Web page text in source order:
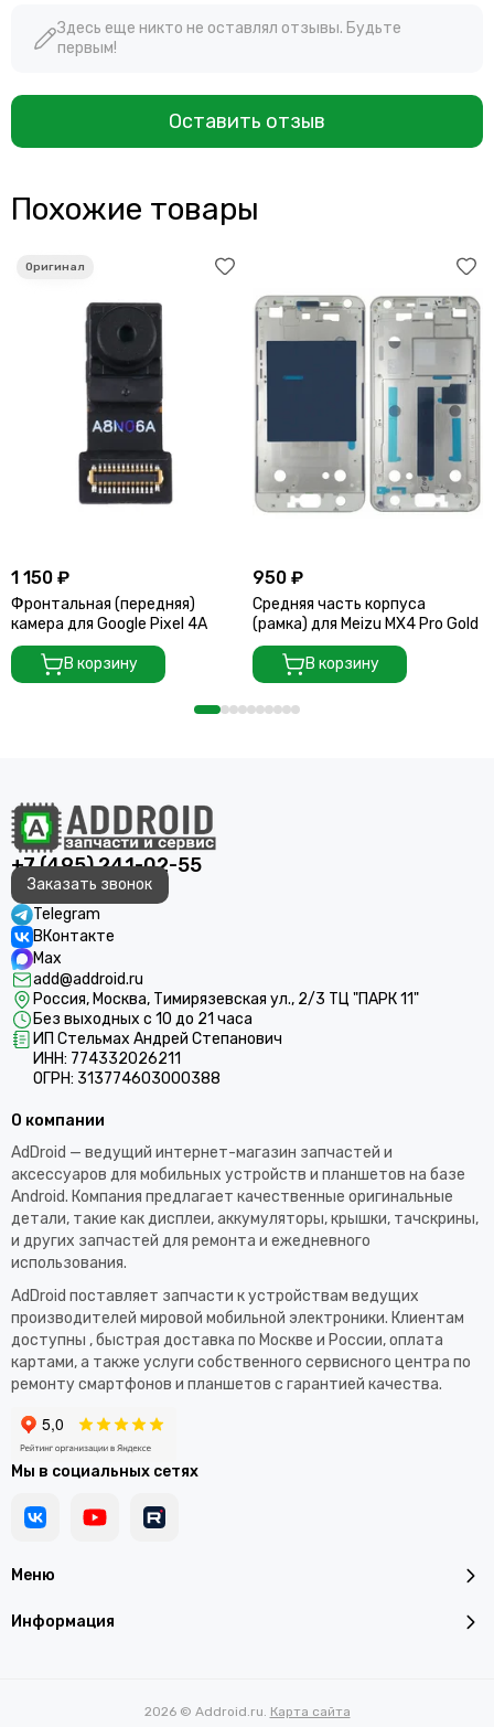
Здесь еще никто не оставлял отзывы. Будьте
первым!
Оставить отзыв
Похожие товары
1 150 ₽
Фронтальная (передняя)
камера для Google Pixel 4A
В корзину
950 ₽
Средняя часть корпуса
(рамка) для Meizu MX4 Pro Gold
В корзину
+7 (495) 241-02-55
Заказать звонок
Telegram
ВКонтакте
Max
add@addroid.ru
Россия, Москва, Тимирязевская ул., 2/3 ТЦ "ПАРК 11"
Без выходных с 10 до 21 часа
ИП Стельмах Андрей Степанович
ИНН: 774332026211
ОГРН: 313774603000388
Меню
Информация
О компании
AdDroid — ведущий интернет-магазин запчастей и
аксессуаров для мобильных устройств и планшетов на базе
Android. Компания предлагает качественные оригинальные
детали, такие как дисплеи, аккумуляторы, крышки, тачскрины,
и других запчастей для ремонта и ежедневного
использования.​
AdDroid поставляет запчасти к устройствам ведущих
производителей мировой мобильной электроники. Клиентам
доступны , быстрая доставка по Москве и России, оплата
картами, а также услуги собственного сервисного центра по
ремонту смартфонов и планшетов с гарантией качества.
Мы в социальных сетях
2026 © Addroid.ru. Карта сайта